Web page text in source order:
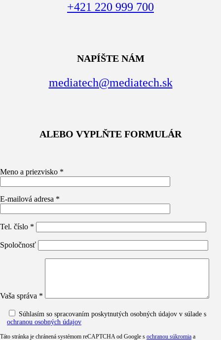
+421 220 999 700
NAPÍŠTE NÁM
mediatech@mediatech.sk
ALEBO VYPLŇTE FORMULÁR
Meno a priezvisko *
E-mailová adresa *
Tel. číslo *
Spoločnosť
Vaša správa *
Súhlasím so spracovaním poskytnutých osobných údajov v súlade s
ochranou osobných údajov
Táto stránka je chránená systémom reCAPTCHA od Google s ochranou súkromia a